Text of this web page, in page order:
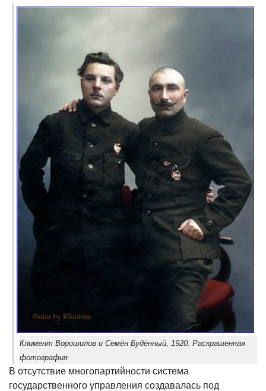
Климент Ворошилов и Семён Будённый, 1920. Раскрашенная
фотография
В отсутствие многопартийности система
государственного управления создавалась под